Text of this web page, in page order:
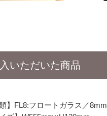
いただいた商品
】FL8:フロートガラス／8mm